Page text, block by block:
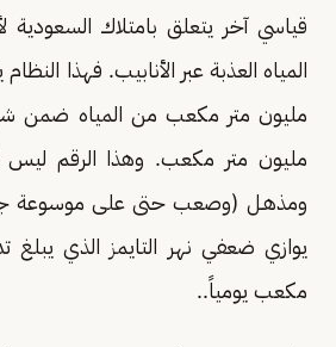
قياسي آخر يتعلق بامتلاك السعودية
مليون متر مكعب. وهذا الرقم ليس
ومذهـل (وصعب حتى على موسوعة
مكعب يومياً..